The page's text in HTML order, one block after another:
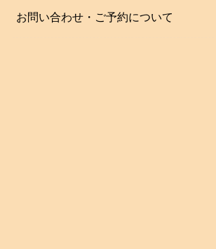
お問い合わせ・ご予約について